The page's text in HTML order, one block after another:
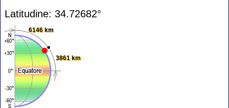
Latitudine: 34.72682°
6146 km
3861 km